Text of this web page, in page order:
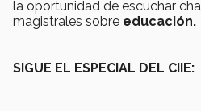
la oportunidad de escuchar
magistrales sobre educación.
SIGUE EL ESPECIAL DEL CIIE: